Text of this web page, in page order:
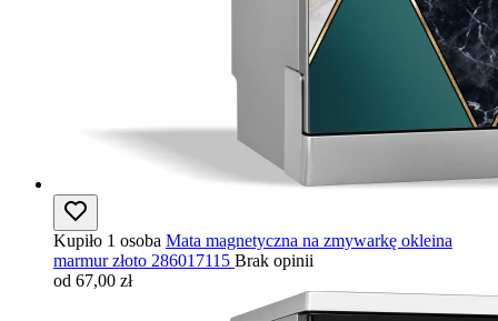
Kupiło 1 osoba Mata magnetyczna na zmywarkę okleina
marmur złoto 286017115 Brak opinii
od 67,00 zł